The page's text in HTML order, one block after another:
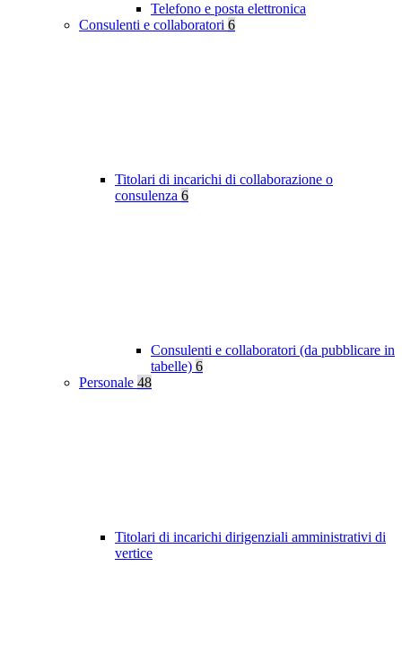
Telefono e posta elettronica
Consulenti e collaboratori 6
Titolari di incarichi di collaborazione o
consulenza 6
Consulenti e collaboratori (da pubblicare in
tabelle) 6
Personale 48
Titolari di incarichi dirigenziali amministrativi di
vertice